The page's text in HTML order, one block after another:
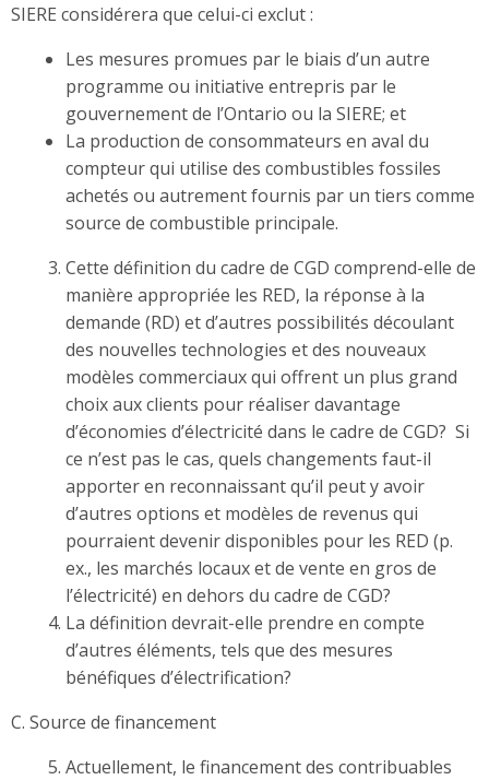
SIERE considérera que celui-ci exclut :
Les mesures promues par le biais d’un autre
programme ou initiative entrepris par le
gouvernement de l’Ontario ou la SIERE; et
La production de consommateurs en aval du
compteur qui utilise des combustibles fossiles
achetés ou autrement fournis par un tiers comme
source de combustible principale.
Cette définition du cadre de CGD comprend-elle de
manière appropriée les RED, la réponse à la
demande (RD) et d’autres possibilités découlant
des nouvelles technologies et des nouveaux
modèles commerciaux qui offrent un plus grand
choix aux clients pour réaliser davantage
d’économies d’électricité dans le cadre de CGD? Si
ce n’est pas le cas, quels changements faut-il
apporter en reconnaissant qu’il peut y avoir
d’autres options et modèles de revenus qui
pourraient devenir disponibles pour les RED (p.
ex., les marchés locaux et de vente en gros de
l’électricité) en dehors du cadre de CGD?
La définition devrait-elle prendre en compte
d’autres éléments, tels que des mesures
bénéfiques d’électrification?
C. Source de financement
Actuellement, le financement des contribuables